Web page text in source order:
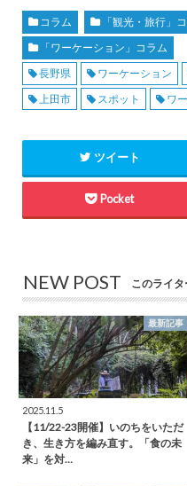
コラム
「観光・旅行」
「ワーケーション」コラム
長野県
ワーケーション
上田市
スポット ワ
ツイート
Pocket
NEW POST このライ
最新記事
2025.11.5
【11/22-23開催】いのちをいただ
き、生き方を編み直す。「食の未
来」を対…